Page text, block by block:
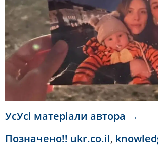
УсУсі матеріали автора →
Позначено!! ukr.co.il,